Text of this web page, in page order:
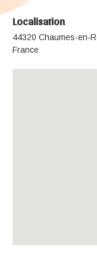
Localisation
44320 Chaumes-en-
France